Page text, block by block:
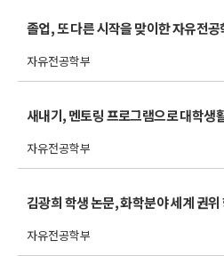
졸업, 또 다른 시작을 맞이한 자유전
자유전공학부
새내기, 멘토링 프로그램으로 대학생
자유전공학부
김광희 학생 논문, 화학분야 세계 권
자유전공학부